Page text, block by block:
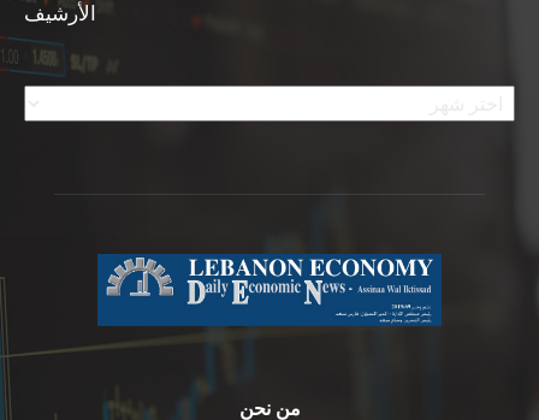
الأرشيف
الأرشيف
من نحن